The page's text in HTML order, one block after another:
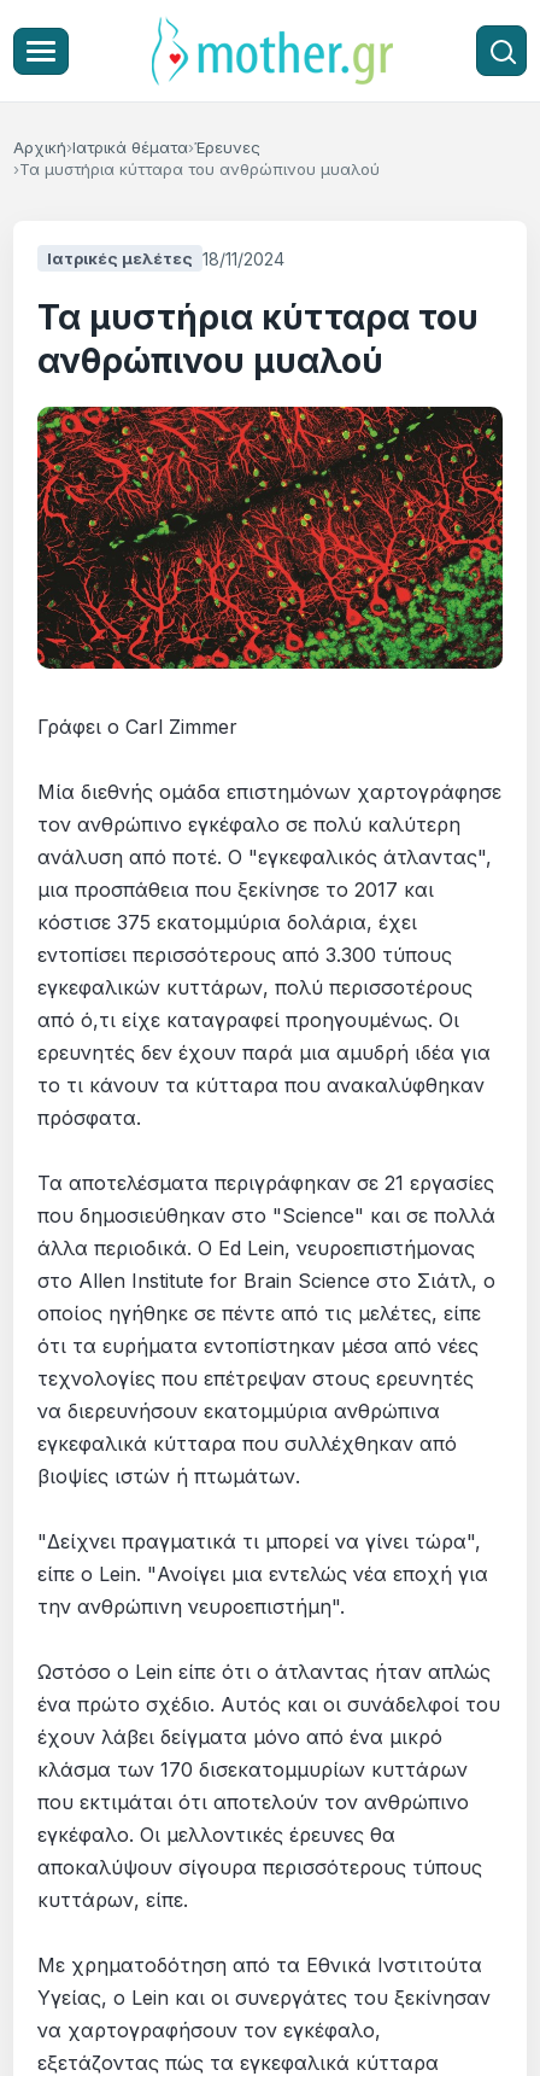
Αρχική Ιατρικά θέματα Έρευνες
Τα µυστήρια κύτταρα του ανθρώπινου µυαλού
Ιατρικές μελέτες 18/11/2024
Τα µυστήρια κύτταρα του
ανθρώπινου µυαλού
Γράφει o Carl Zimmer
Μία διεθνής οµάδα επιστηµόνων χαρτογράφησε
τον ανθρώπινο εγκέφαλο σε πολύ καλύτερη
ανάλυση από ποτέ. Ο "εγκεφαλικός άτλαντας",
µια προσπάθεια που ξεκίνησε το 2017 και
κόστισε 375 εκατοµµύρια δολάρια, έχει
εντοπίσει περισσότερους από 3.300 τύπους
εγκεφαλικών κυττάρων, πολύ περισσοτέρους
από ό,τι είχε καταγραφεί προηγουµένως. Οι
ερευνητές δεν έχουν παρά µια αµυδρή ιδέα για
το τι κάνουν τα κύτταρα που ανακαλύφθηκαν
πρόσφατα.
Τα αποτελέσµατα περιγράφηκαν σε 21 εργασίες
που δηµοσιεύθηκαν στο "Science" και σε πολλά
άλλα περιοδικά. Ο Ed Lein, νευροεπιστήµονας
στο Allen Institute for Brain Science στο Σιάτλ, ο
οποίος ηγήθηκε σε πέντε από τις µελέτες, είπε
ότι τα ευρήµατα εντοπίστηκαν µέσα από νέες
τεχνολογίες που επέτρεψαν στους ερευνητές
να διερευνήσουν εκατοµµύρια ανθρώπινα
εγκεφαλικά κύτταρα που συλλέχθηκαν από
βιοψίες ιστών ή πτωµάτων.
"Δείχνει πραγµατικά τι µπορεί να γίνει τώρα",
είπε ο Lein. "Ανοίγει µια εντελώς νέα εποχή για
την ανθρώπινη νευροεπιστήµη".
Ωστόσο ο Lein είπε ότι ο άτλαντας ήταν απλώς
ένα πρώτο σχέδιο. Αυτός και οι συνάδελφοί του
έχουν λάβει δείγµατα µόνο από ένα µικρό
κλάσµα των 170 δισεκατοµµυρίων κυττάρων
που εκτιµάται ότι αποτελούν τον ανθρώπινο
εγκέφαλο. Οι µελλοντικές έρευνες θα
αποκαλύψουν σίγουρα περισσότερους τύπους
κυττάρων, είπε.
Με χρηµατοδότηση από τα Εθνικά Ινστιτούτα
Υγείας, ο Lein και οι συνεργάτες του ξεκίνησαν
να χαρτογραφήσουν τον εγκέφαλο,
εξετάζοντας πώς τα εγκεφαλικά κύτταρα